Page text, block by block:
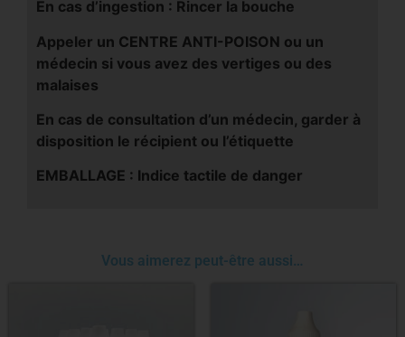
En cas d’ingestion : Rincer la bouche
Appeler un CENTRE ANTI-POISON ou un
médecin si vous avez des vertiges ou des
malaises
En cas de consultation d’un médecin, garder à
disposition le récipient ou l’étiquette
EMBALLAGE : Indice tactile de danger
Vous aimerez peut-être aussi…